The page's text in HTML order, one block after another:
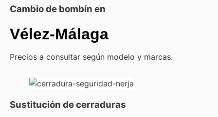
Cambio de bombín en
Vélez-Málaga
Precios a consultar según modelo y marcas.
Sustitución de cerraduras